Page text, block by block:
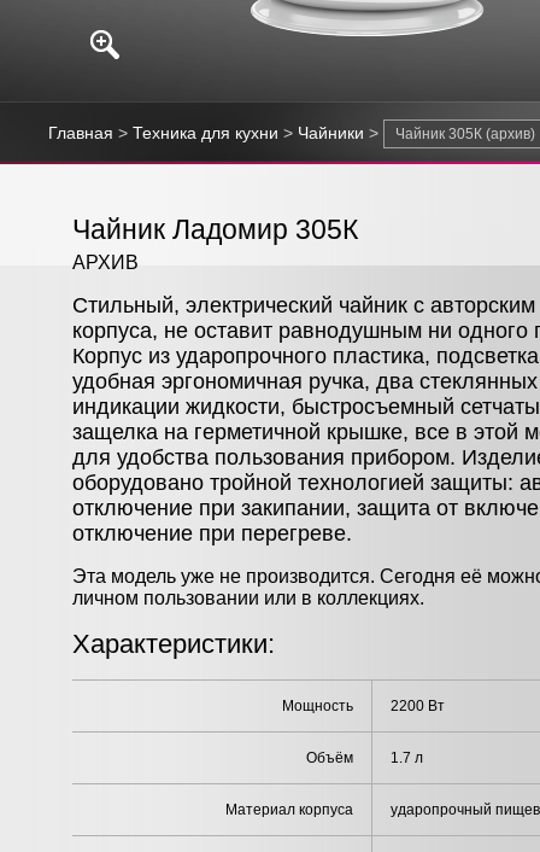
Главная > Техника для кухни > Чайники >
Чайник Ладомир 305К
АРХИВ
Стильный, электрический чайник с
корпуса, не оставит равнодушным ни одного
Корпус из ударопрочного пластика,
удобная эргономичная ручка, два
индикации жидкости, быстросъемный
защелка на герметичной крышке, все в этой
для удобства пользования прибором.
оборудовано тройной технологией защиты:
отключение при закипании, защита от
отключение при перегреве.
Эта модель уже не производится. Сегодня её
личном пользовании или в коллекциях.
Характеристики:
Мощность 2200 Вт
Объём 1.7 л
Материал корпуса ударопрочный